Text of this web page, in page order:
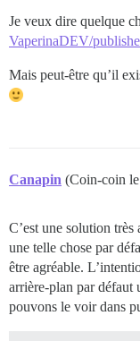
Je veux dire quelque
VaperinaDEV/
Mais peut-être qu’il
Canapin (Coin-coin
C’est une solution très
une telle chose par
être agréable.
arrière-plan par défaut
pouvons le voir dans